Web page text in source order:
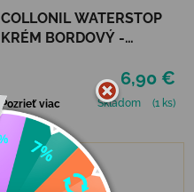
COLLONIL WATERSTOP
KRÉM BORDOVÝ -
6,90 €
Pozrieť viac Skladom (1 ks)